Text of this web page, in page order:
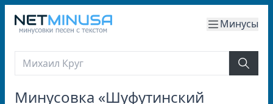
Минусы
Минусовка «Шуфутинский